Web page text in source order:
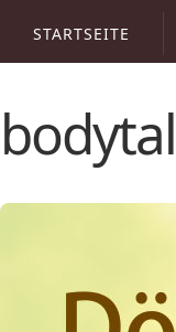
STARTSEITE